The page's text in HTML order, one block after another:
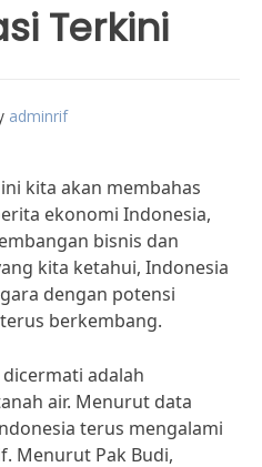
Terkini
adminrif
kita akan membahas
ekonomi Indonesia,
bisnis dan
kita ketahui, Indonesia
dengan potensi
berkembang.
adalah
air. Menurut data
terus mengalami
Menurut Pak Budi,